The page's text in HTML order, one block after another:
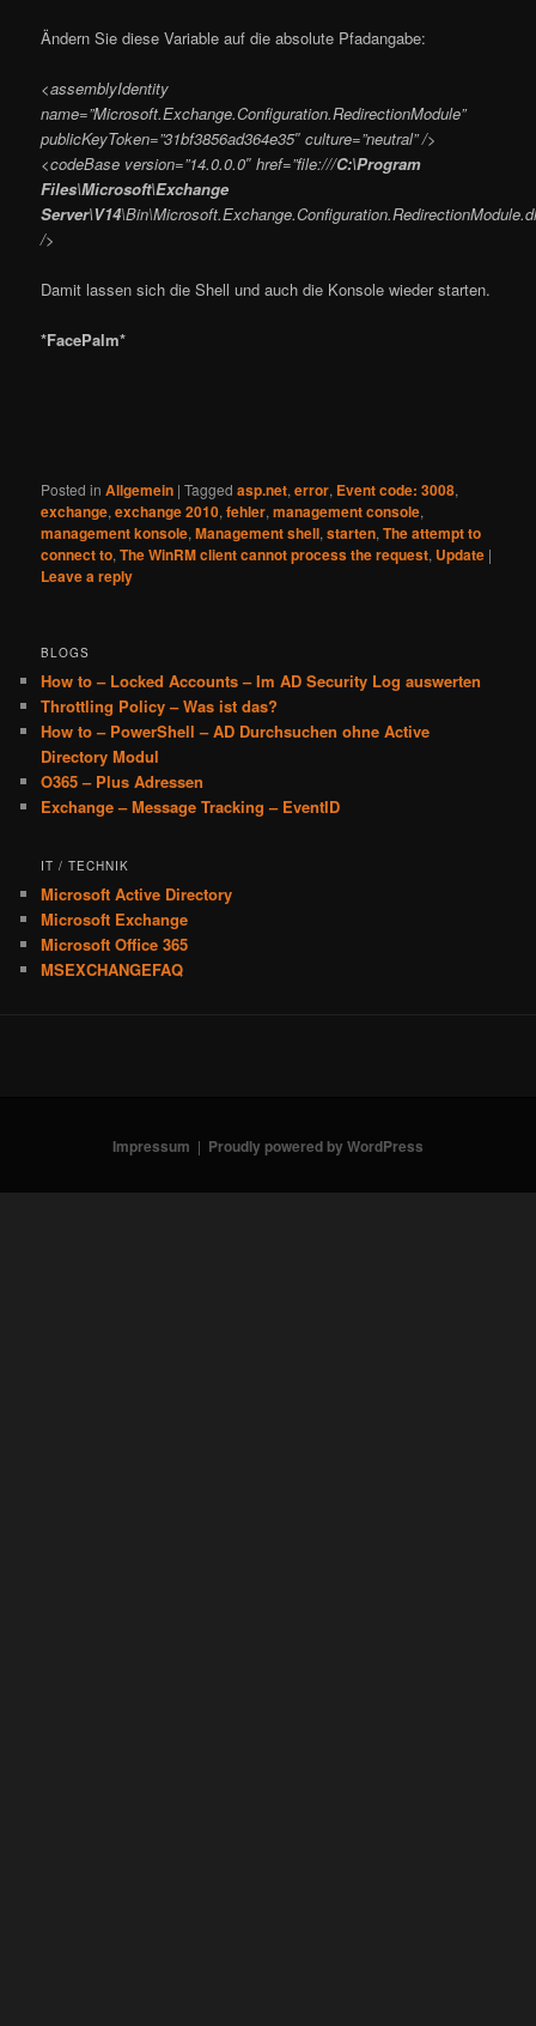
Ändern Sie diese Variable auf die absolute Pfadangabe:
<assemblyIdentity
name=”Microsoft.Exchange.Configuration.RedirectionModule”
publicKeyToken=”31bf3856ad364e35″ culture=”neutral” />
<codeBase version=”14.0.0.0″ href=”file:///C:\Program
Files\Microsoft\Exchange
Server\V14
/>
Damit lassen sich die Shell und auch die Konsole wieder starten.
*FacePalm*
Posted in Allgemein |Tagged asp.net,error, Event code: 3008,
exchange,exchange 2010,fehler,management console,
management konsole,Management shell,starten,The attempt to
connect to,The WinRM client cannot process the request, Update |
Leave a reply
BLOGS
How to – Locked Accounts – Im AD Security Log auswerten
Throttling Policy – Was ist das?
How to – PowerShell – AD Durchsuchen ohne Active
Directory Modul
O365 – Plus Adressen
Exchange – Message Tracking – EventID
IT / TECHNIK
Microsoft Active Directory
Microsoft Exchange
Microsoft Office 365
MSEXCHANGEFAQ
Impressum Proudly powered by WordPress